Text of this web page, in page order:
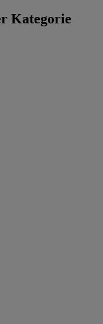
Kategorie